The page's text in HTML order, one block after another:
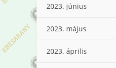
2023. június
2023. május
2023. április